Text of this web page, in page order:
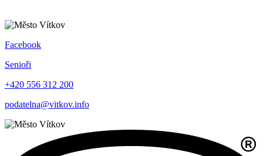
Facebook
Senioři
+420 556 312 200
podatelna@vitkov.info